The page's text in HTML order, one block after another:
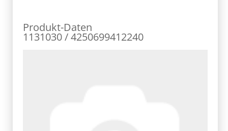
Produkt-Daten
1131030 / 4250699412240